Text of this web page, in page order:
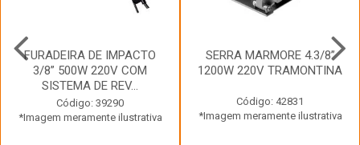
FURADEIRA DE IMPACTO
3/8” 500W 220V COM
SISTEMA DE REV...
Código: 39290
*Imagem meramente ilustrativa
SERRA MARMORE 4.3/8”
1200W 220V TRAMONTINA
Código: 42831
*Imagem meramente ilustrativa